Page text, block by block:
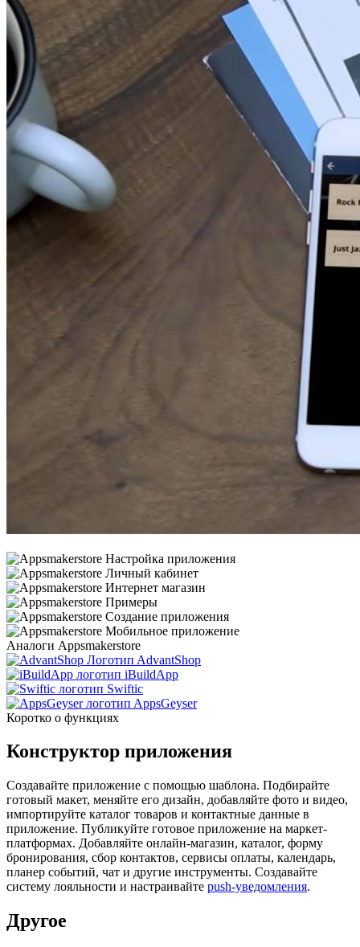
Аналоги Appsmakerstore
AdvantShop
iBuildApp
Swiftic
AppsGeyser
Коротко о функциях
Конструктор приложения
Создавайте приложение с помощью шаблона. Подбирайте
готовый макет, меняйте его дизайн, добавляйте фото и видео,
импортируйте каталог товаров и контактные данные в
приложение. Публикуйте готовое приложение на маркет-
платформах. Добавляйте онлайн-магазин, каталог, форму
бронирования, сбор контактов, сервисы оплаты, календарь,
планер событий, чат и другие инструменты. Создавайте
систему лояльности и настраивайте push-уведомления.
Другое